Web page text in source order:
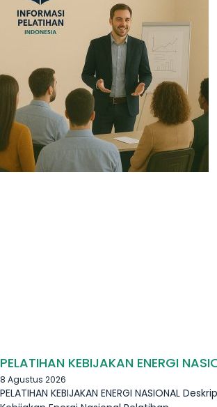
PELATIHAN KEBIJAKAN ENERGI
8 Agustus 2026
PELATIHAN KEBIJAKAN ENERGI NASIONAL